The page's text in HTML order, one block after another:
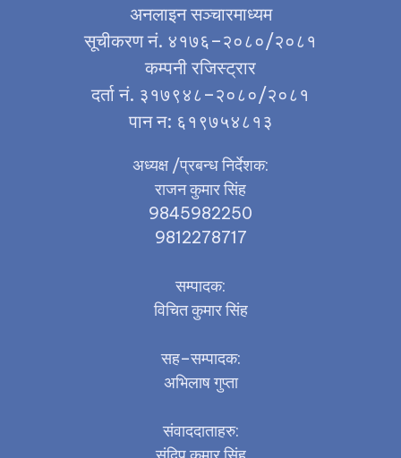
अनलाइन सञ्चारमाध्यम
सूचीकरण नं. ४१७६–२०८०/२०८१
कम्पनी रजिस्ट्रार
दर्ता नं. ३१७९४८–२०८०/२०८१
पान न: ६१९७५४८१३
अध्यक्ष /प्रबन्ध निर्देशक:
राजन कुमार सिंह
9845982250
9812278717
सम्पादक:
विचित कुमार सिंह
सह–सम्पादक:
अभिलाष गुप्ता
संवाददाताहरु: